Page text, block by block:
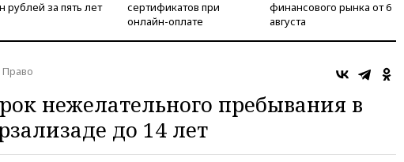
рублей за пять лет
сертификатов при
онлайн-оплате
финансового рынка от 6
августа
Право
нежелательного пребывания в
до 14 лет